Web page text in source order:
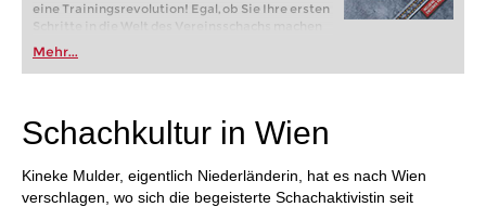
eine Trainingsrevolution! Egal, ob Sie Ihre ersten
Schritte in die Welt des Vereinsschachs machen
oder bereits auf Turnierniveau spielen: Mit
FRITZ trainieren Sie effizienter, intelligenter und
individueller als je zuvor.
Mehr...
Schachkultur in Wien
Kineke Mulder, eigentlich Niederländerin, hat es nach Wien
verschlagen, wo sich die begeisterte Schachaktivistin seit